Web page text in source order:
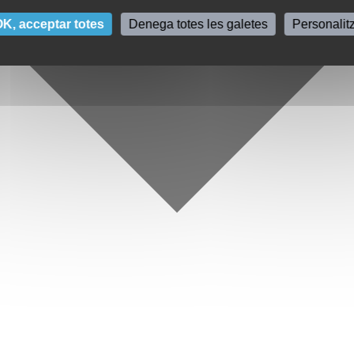
acceptar totes Denega totes les galetes